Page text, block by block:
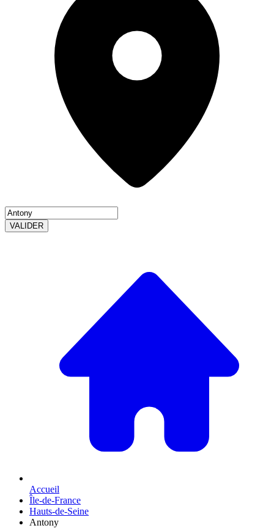
VALIDER
Accueil
Île-de-France
Hauts-de-Seine
Antony